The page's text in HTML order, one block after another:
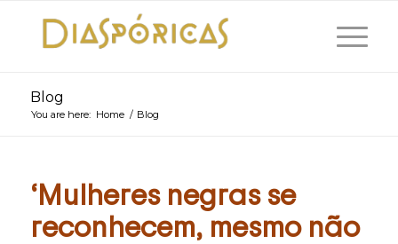
Blog
You are here: Home / Blog
‘Mulheres negras se
reconhecem, mesmo não